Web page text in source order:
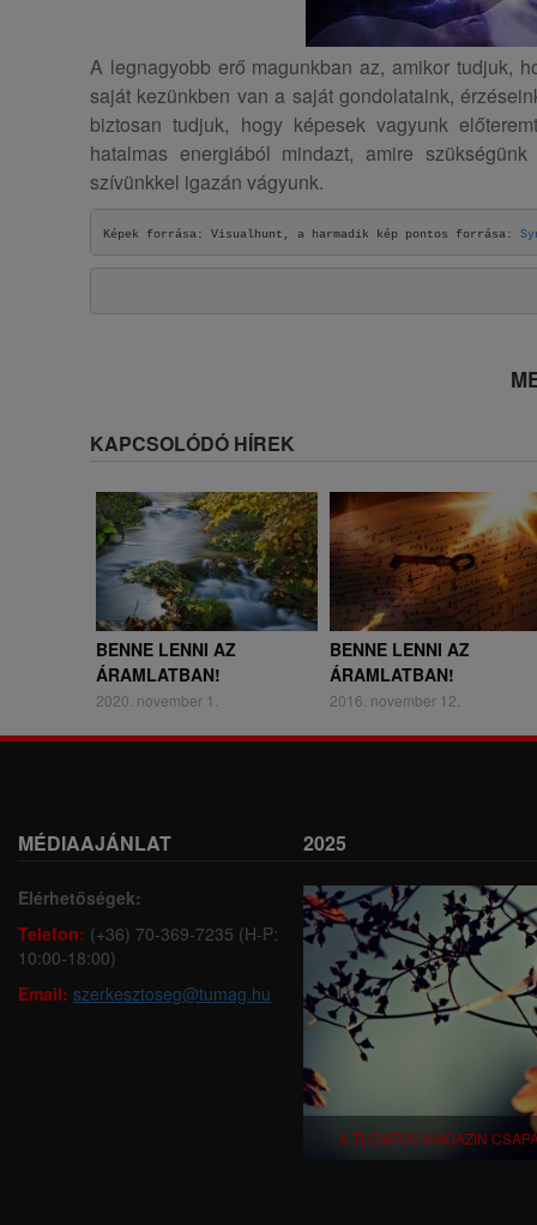
A legnagyobb erő magunkban az, amikor tudjuk,
saját kezünkben van a saját gondolataink,
biztosan tudjuk, hogy képesek vagyunk
hatalmas energiából mindazt, amire
szívünkkel igazán vágyunk.
Képek forrása: Visualhunt, a harmadik kép pontos forrása:
KAPCSOLÓDÓ HÍREK
BENNE LENNI AZ
ÁRAMLATBAN!
2020. november 1.
BENNE LENNI AZ
ÁRAMLATBAN!
2016. november 12.
MÉDIAAJÁNLAT
Elérhetőségek:
Telefon: (+36) 70-369-7235 (H-P:
10:00-18:00)
Email: szerkesztoseg@tumag.hu
2025
A TUDATOS MAGAZIN